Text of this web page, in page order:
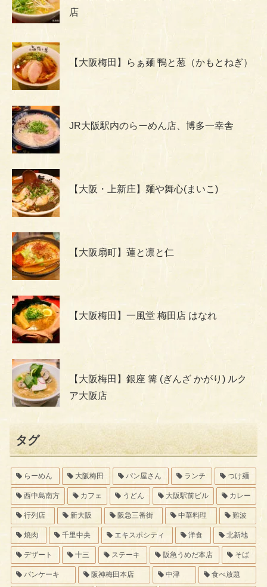
店
【大阪梅田】らぁ麺 鴨と葱（かもとねぎ）
JR大阪駅内のらーめん店、博多一幸舎
【大阪・上新庄】麺や舞心(まいこ)
【大阪扇町】蓮と凛と仁
【大阪梅田】一風堂 梅田店 はなれ
【大阪梅田】銀座 篝 (ぎんざ かがり) ルク
ア大阪店
タグ
らーめん 大阪梅田 パン屋さん ランチ つけ麺
西中島南方 カフェ うどん 大阪駅前ビル カレー
行列店 新大阪 阪急三番街 中華料理 難波
焼肉 千里中央 エキスポシティ 洋食 北新地
デザート 十三 ステーキ 阪急うめだ本店 そば
パンケーキ 阪神梅田本店 中津 食べ放題